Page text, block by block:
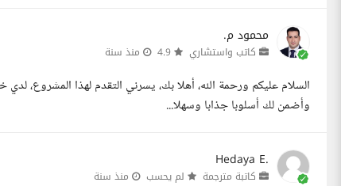
محمود م.
كاتب واستشاري منذ سنة
السلام عليكم ورحمة الله، أهلا بك، يسرني التقدم لهذا المشروع،
وأضمن لك أسلوبا جذابا وسهلا...
Hedaya E.
كاتبة مترجمة لم يحسب منذ سنة